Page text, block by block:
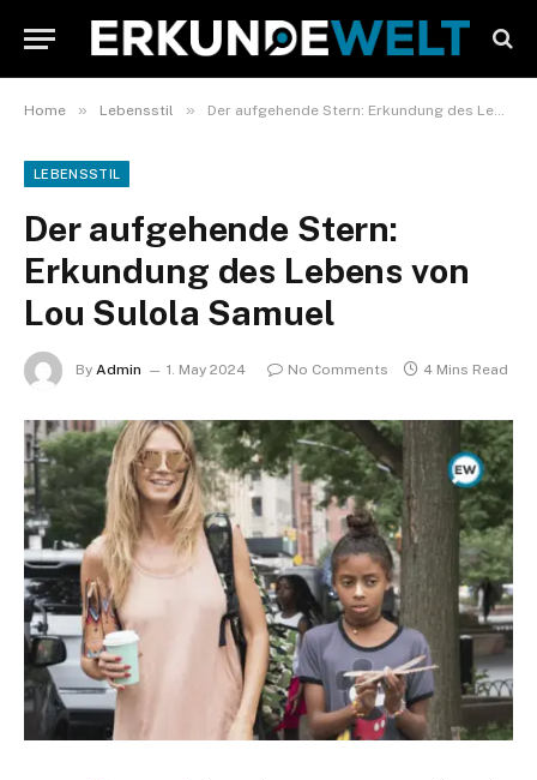
Home » Lebensstil » Der aufgehende Stern: Erkundung des Lebens von Lou Sulola Samuel
LEBENSSTIL
Der aufgehende Stern:
Erkundung des Lebens von
Lou Sulola Samuel
By Admin 1. May 2024 No Comments 4 Mins Read